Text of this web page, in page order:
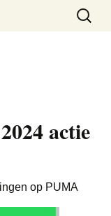
Zoeken
naar:
actie
op PUMA